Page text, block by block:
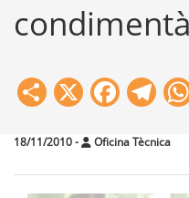
Share
X
18/11/2010- Oficina Tècnica